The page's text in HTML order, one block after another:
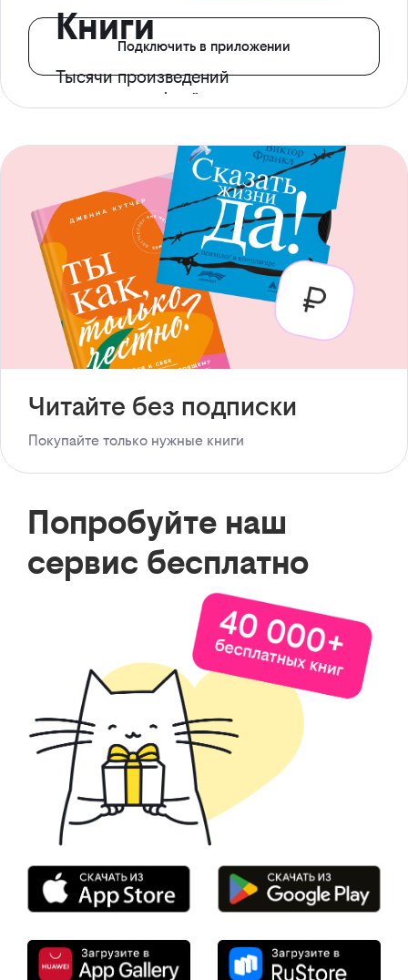
Книги
Тысячи произведений
с доступом офлайн
Подключить в приложении
Читайте без подписки
Покупайте только нужные книги
Попробуйте наш
сервис бесплатно